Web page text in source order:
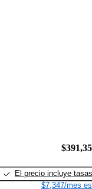
El precio incluye tasas
$7,347/mes